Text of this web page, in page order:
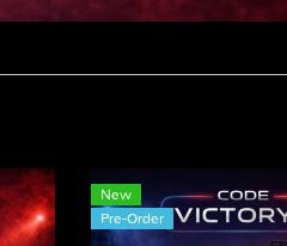
New
Pre-Order